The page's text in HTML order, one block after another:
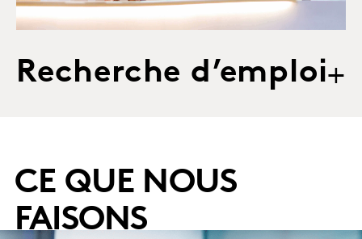
Recherche d’emploi+
CE QUE NOUS
FAISONS